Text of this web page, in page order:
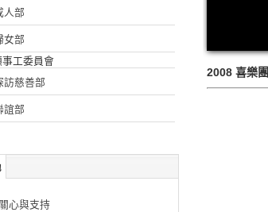
人部
女部
事工委員會
訪慈善部
誼部
關心與支持
2008 喜樂團